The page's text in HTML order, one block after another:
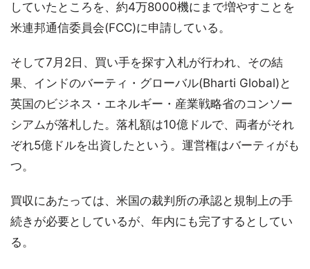
していたところを、約4万8000機にまで増やすことを
米連邦通信委員会(FCC)に申請している。
そして7月2日、買い手を探す入札が行われ、その結
果、インドのバーティ・グローバル(Bharti Global)と
英国のビジネス・エネルギー・産業戦略省のコンソー
シアムが落札した。落札額は10億ドルで、両者がそれ
ぞれ5億ドルを出資したという。運営権はバーティがも
つ。
買収にあたっては、米国の裁判所の承認と規制上の手
続きが必要としているが、年内にも完了するとしてい
る。